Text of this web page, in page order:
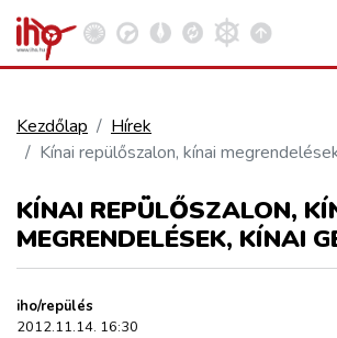
VASÚT
KÖZÚT
REPÜLÉS
Kosár
Kezdőlap
Hírek
Kínai repülőszalon, kínai
KÍNAI REPÜLŐSZALON,
MEGRENDELÉSEK, KÍNAI
iho/repülés
2012.11.14. 16:30